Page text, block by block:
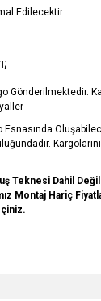
Edilecektir.
Gönderilmektedir.
Esnasında
Teknesi Dahil
Montaj Hariç